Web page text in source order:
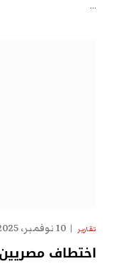
…
تقارير 10 نوفمبر، 2025
اختطاف